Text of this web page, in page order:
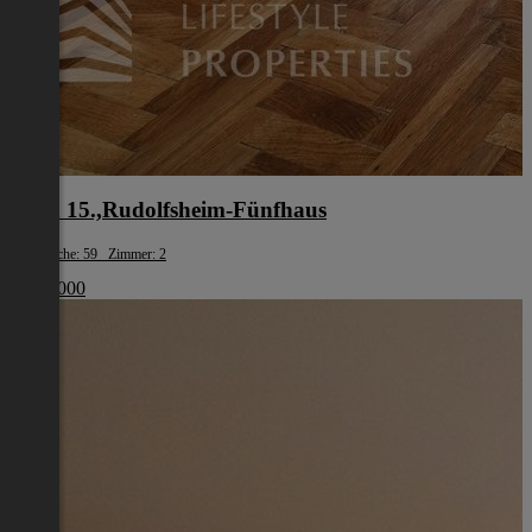
Wien 15.,Rudolfsheim-Fünfhaus
Wohnfläche: 59 Zimmer: 2
€ 210 000